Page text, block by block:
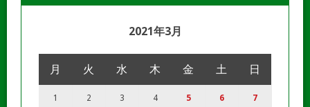
2021年3月
月 火 水 木 金 土 日
1 2 3 4 5 6 7